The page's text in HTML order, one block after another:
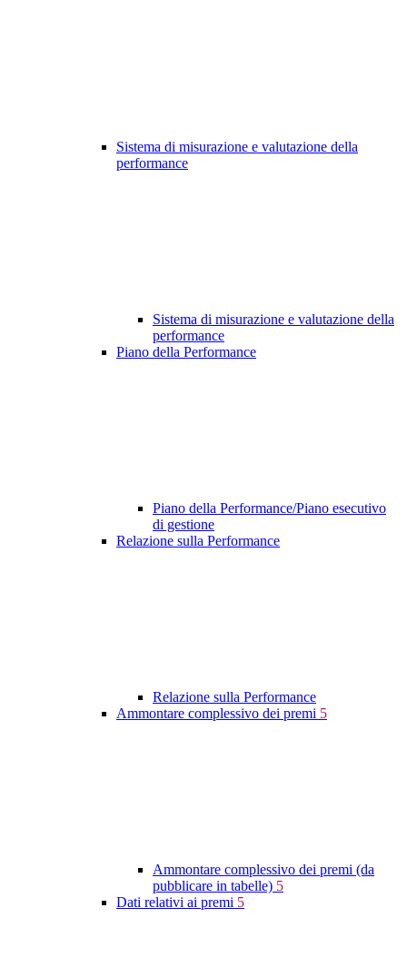
Sistema di misurazione e valutazione della
performance
Sistema di misurazione e valutazione della
performance
Piano della Performance
Piano della Performance/Piano esecutivo
di gestione
Relazione sulla Performance
Relazione sulla Performance
Ammontare complessivo dei premi 5
Ammontare complessivo dei premi (da
pubblicare in tabelle) 5
Dati relativi ai premi 5